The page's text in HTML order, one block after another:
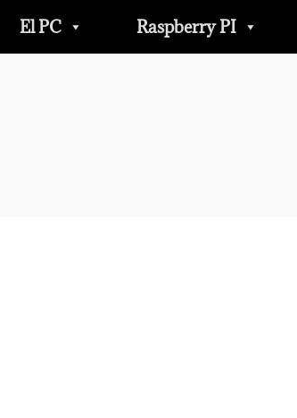
El PC Raspberry PI